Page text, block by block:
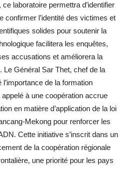
laboratoire permettra d’identifier
confirmer l’identité des victimes et
solides pour soutenir la
facilitera les enquêtes,
accusations et améliorera la
Le Général Sar Thet, chef de la
de la formation
à une coopération accrue
en matière d’application de la loi
Mekong pour renforcer les
Cette initiative s’inscrit dans un
de la coopération régionale
une priorité pour les pays